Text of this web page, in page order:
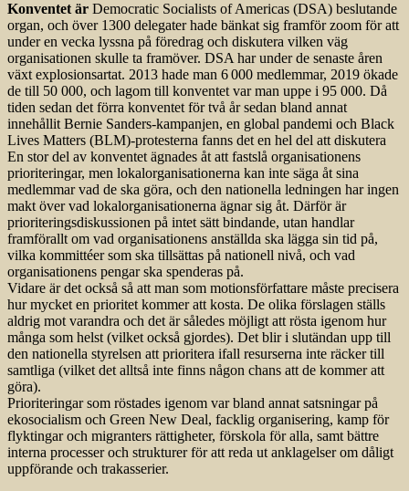
Konventet är Democratic Socialists of Americas (DSA) beslutande
organ, och över 1300 delegater hade bänkat sig framför zoom för att
under en vecka lyssna på föredrag och diskutera vilken väg
organisationen skulle ta framöver. DSA har under de senaste åren
växt explosionsartat. 2013 hade man 6 000 medlemmar, 2019 ökade
de till 50 000, och lagom till konventet var man uppe i 95 000. Då
tiden sedan det förra konventet för två år sedan bland annat
innehållit Bernie Sanders-kampanjen, en global pandemi och Black
Lives Matters (BLM)-protesterna fanns det en hel del att diskutera
En stor del av konventet ägnades åt att fastslå organisationens
prioriteringar, men lokalorganisationerna kan inte säga åt sina
medlemmar vad de ska göra, och den nationella ledningen har ingen
makt över vad lokalorganisationerna ägnar sig åt. Därför är
prioriteringsdiskussionen på intet sätt bindande, utan handlar
framförallt om vad organisationens anställda ska lägga sin tid på,
vilka kommittéer som ska tillsättas på nationell nivå, och vad
organisationens pengar ska spenderas på.
Vidare är det också så att man som motionsförfattare måste precisera
hur mycket en prioritet kommer att kosta. De olika förslagen ställs
aldrig mot varandra och det är således möjligt att rösta igenom hur
många som helst (vilket också gjordes). Det blir i slutändan upp till
den nationella styrelsen att prioritera ifall resurserna inte räcker till
samtliga (vilket det alltså inte finns någon chans att de kommer att
göra).
Prioriteringar som röstades igenom var bland annat satsningar på
ekosocialism och Green New Deal, facklig organisering, kamp för
flyktingar och migranters rättigheter, förskola för alla, samt bättre
interna processer och strukturer för att reda ut anklagelser om dåligt
uppförande och trakasserier.